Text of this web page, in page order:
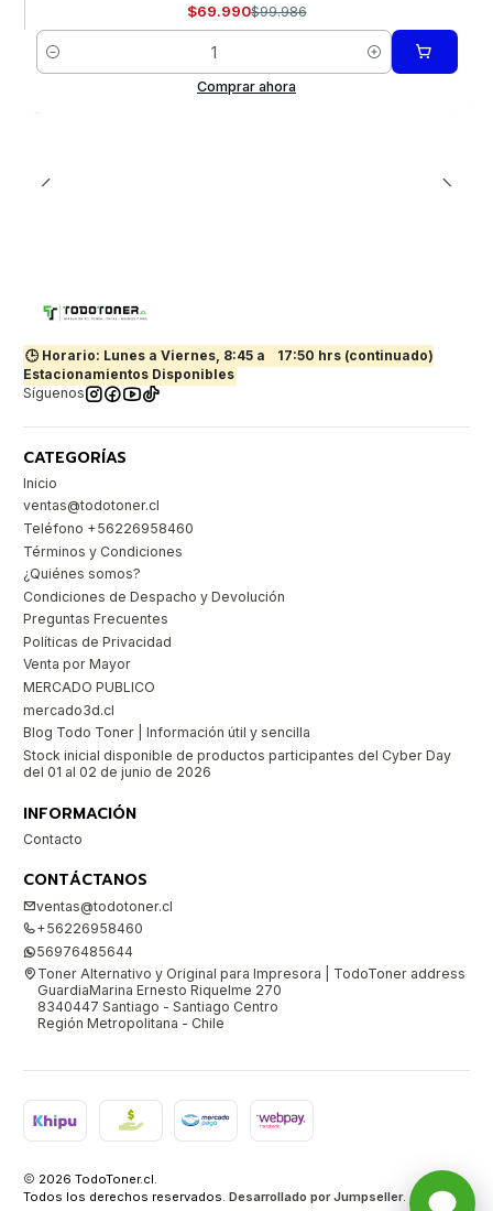
$69.990$99.986
Cantidad
Comprar ahora
🕒 Horario: Lunes a Viernes, 8:45 a
17:50 hrs (continuado)
Estacionamientos Disponibles
Síguenos
CATEGORÍAS
Inicio
ventas@todotoner.cl
Teléfono +56226958460
Términos y Condiciones
¿Quiénes somos?
Condiciones de Despacho y Devolución
Preguntas Frecuentes
Políticas de Privacidad
Venta por Mayor
MERCADO PUBLICO
mercado3d.cl
Blog Todo Toner | Información útil y sencilla
Stock inicial disponible de productos participantes del Cyber Day
del 01 al 02 de junio de 2026
INFORMACIÓN
Contacto
CONTÁCTANOS
ventas@todotoner.cl
+56226958460
56976485644
Toner Alternativo y Original para Impresora | TodoToner address
GuardiaMarina Ernesto Riquelme 270
8340447 Santiago - Santiago Centro
Región Metropolitana - Chile
2026 TodoToner.cl.
Todos los derechos reservados. Desarrollado por Jumpseller.